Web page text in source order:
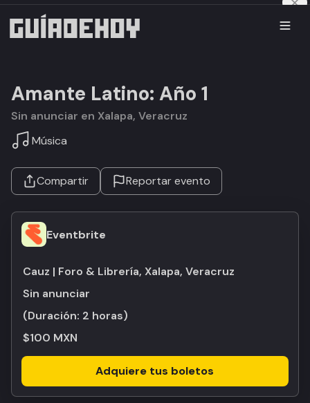
Amante Latino: Año 1
Sin anunciar en Xalapa, Veracruz
Música
Compartir Reportar evento
Eventbrite
Cauz | Foro & Librería, Xalapa, Veracruz
Sin anunciar
(Duración: 2 horas)
$100 MXN
Adquiere tus boletos